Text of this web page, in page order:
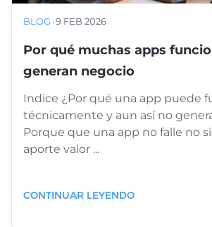
BLOG ·9 FEB 2026
Por qué muchas apps
generan negocio
Indice ¿Por qué una app puede
técnicamente y aun así no
Porque que una app no falle no
aporte valor ...
CONTINUAR LEYENDO